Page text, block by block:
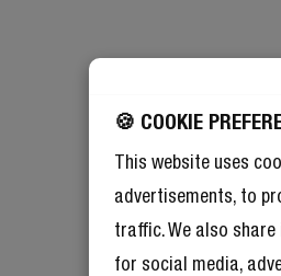
🍪 COOKIE
This website uses
advertisements, to
traffic. We also
for social media,